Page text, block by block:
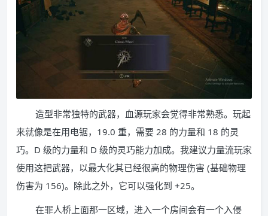
造型非常独特的武器，血源玩家会觉得非常熟悉。玩起
来就像是在用电锯，19.0 重，需要 28 的力量和 18 的灵
巧。D 级的力量和 D 级的灵巧能力加成。我建议力量流玩家
使用这把武器，以最大化其已经很高的物理伤害 (基础物理
伤害为 156)。除此之外，它可以强化到 +25。
在罪人桥上面那一区域，进入一个房间会有一个入侵